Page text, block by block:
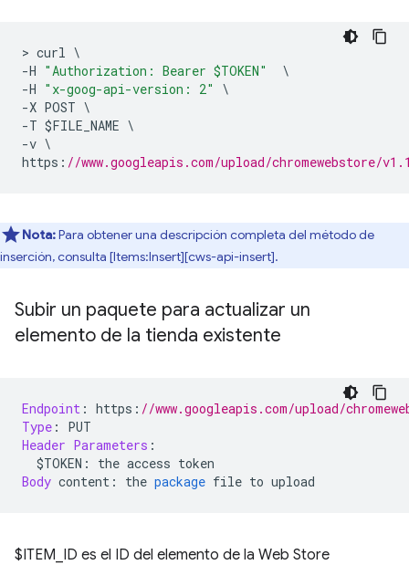
> curl \
-H "Authorization: Bearer $TOKEN"
\
-H "x-goog-api-version: 2"
\
-X POST \
-T $FILE_NAME \
-v \
https : //www.googleapis.com/upload/chromewebstore/
Nota:Para obtener una descripción completa del método de
inserción, consulta [Items:Insert][cws-api-insert].
Subir un paquete para actualizar un
elemento de la tienda existente
Endpoint : https : //www.googleapis.com/upload/
Type :
PUT
Header Parameters :
$TOKEN :
the access token
Body content : the package file to upload
$ITEM_ID es el ID del elemento de la Web Store